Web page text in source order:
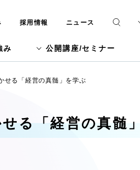
採用情報 ニュース
み 公開講座/セミナー
せる「経営の真髄」を学ぶ
る「経営の真髄